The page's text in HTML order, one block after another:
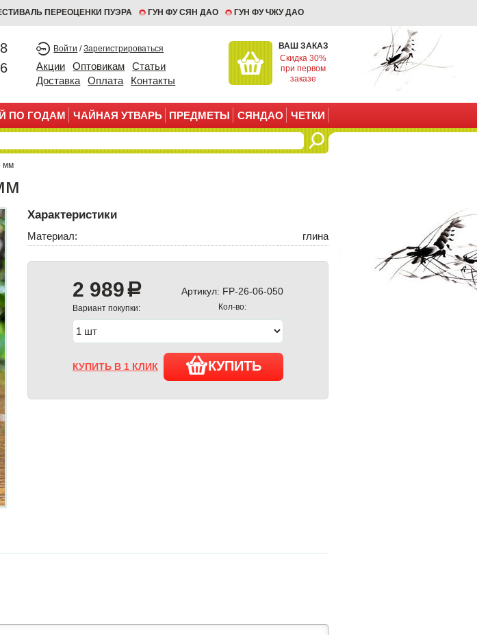
ПЕРЕОЦЕНКИ ПУЭРА ГУН ФУ СЯН ДАО ГУН ФУ ЧЖУ ДАО
Войти /Зарегистрироваться
Акции Оптовикам
Статьи
Доставка
Оплата Контакты
ВАШ ЗАКАЗ
Скидка 30%
при первом
заказе
ПО ГОДАМ ЧАЙНАЯ УТВАРЬ ПРЕДМЕТЫ СЯНДАО ЧЕТКИ
мм
Характеристики
Материал: глина
2 989 a
Вариант покупки:
Артикул: FP-26-06-050
Кол-во:
КУПИТЬ В 1 КЛИК КУПИТЬ